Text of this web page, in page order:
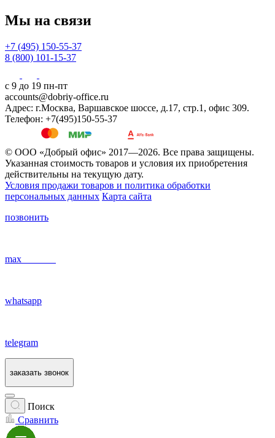
Мы на связи
+7 (495) 150-55-37
8 (800) 101-15-37
с 9 до 19 пн-пт
accounts@dobriy-office.ru
Адрес: г.Москва, Варшавское шоссе, д.17, стр.1, офис 309.
Телефон: +7(495)150-55-37
© ООО «Добрый офис» 2017—2026. Все права защищены.
Указанная стоимость товаров и условия их приобретения
действительны на текущую дату.
Условия продажи товаров и политика обработки
персональных данных Карта сайта
позвонить
max
whatsapp
telegram
заказать звонок
Поиск
Сравнить